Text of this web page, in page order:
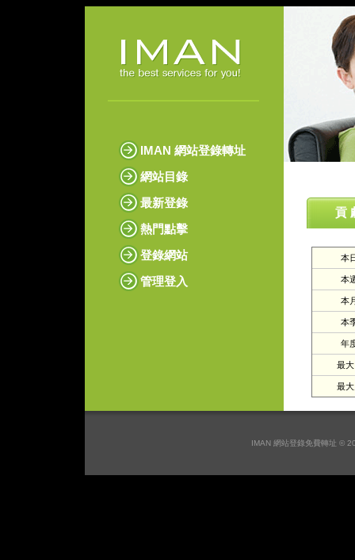
IMAN 網站登錄轉址
網站目錄
最新登錄
熱門點擊
登錄網站
管理登入
貢
本
本
本
本
年
最
最
IMAN 網站登錄免費轉址 ©